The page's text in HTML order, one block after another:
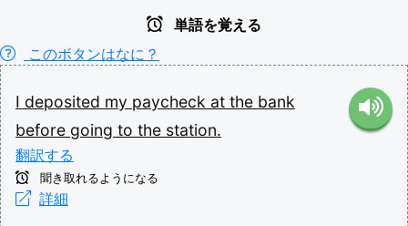
単語を覚える
このボタンはなに？
I deposited my paycheck at the bank
before going to the station.
翻訳する
聞き取れるようになる
詳細